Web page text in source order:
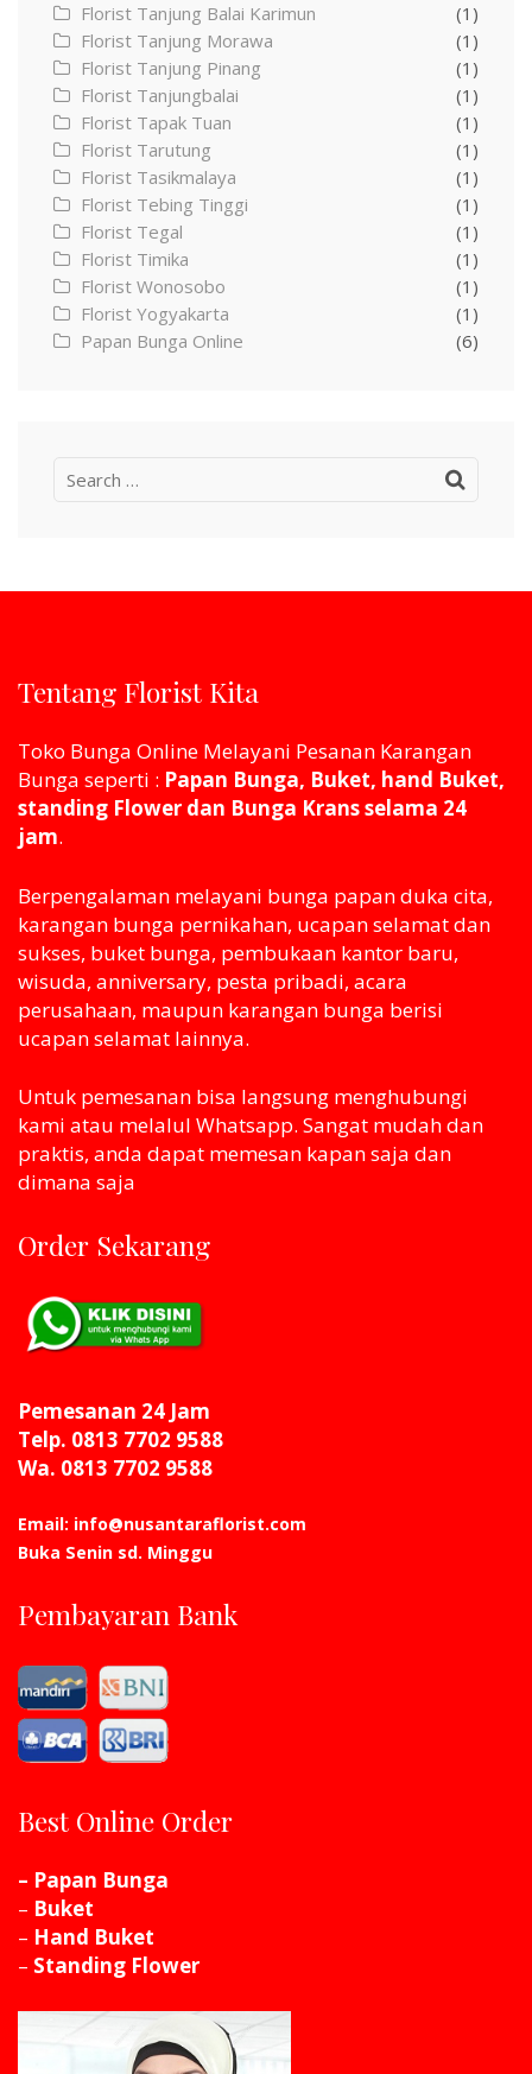
Florist Tanjung Balai Karimun
(1)
Florist Tanjung Morawa
(1)
Florist Tanjung Pinang
(1)
Florist Tanjungbalai
(1)
Florist Tapak Tuan
(1)
Florist Tarutung
(1)
Florist Tasikmalaya
(1)
Florist Tebing Tinggi
(1)
Florist Tegal
(1)
Florist Timika
(1)
Florist Wonosobo
(1)
Florist Yogyakarta
(1)
Papan Bunga Online
(6)
Search
Tentang Florist Kita
Toko Bunga Online Melayani Pesanan Karangan
Bunga seperti : Papan Bunga, Buket, hand Buket,
standing Flower dan Bunga Krans selama 24
jam.
Berpengalaman melayani bunga papan duka cita,
karangan bunga pernikahan, ucapan selamat dan
sukses, buket bunga, pembukaan kantor baru,
wisuda, anniversary, pesta pribadi, acara
perusahaan, maupun karangan bunga berisi
ucapan selamat lainnya.
Untuk pemesanan bisa langsung menghubungi
kami atau melaluI Whatsapp. Sangat mudah dan
praktis, anda dapat memesan kapan saja dan
dimana saja
Order Sekarang
Pemesanan 24 Jam
Telp. 0813 7702 9588
Wa. 0813 7702 9588
Email: info@nusantaraflorist.com
Buka Senin sd. Minggu
Pembayaran Bank
Best Online Order
– Papan Bunga
– Buket
– Hand Buket
– Standing Flower